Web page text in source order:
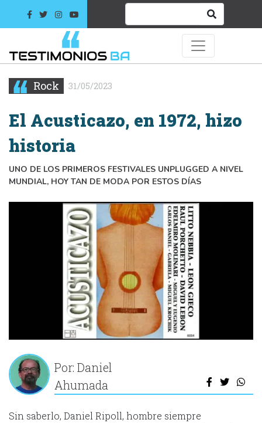
Rock 31/05/2023
El Acusticazo, en 1972, hizo
historia
UNO DE LOS PRIMEROS FESTIVALES UNPLUGGED A NIVEL
MUNDIAL, HOY TAN DE MODA POR ESTOS DÍAS
Por: Daniel
Ahumada
Sin saberlo, Daniel Ripoll, hombre siempre